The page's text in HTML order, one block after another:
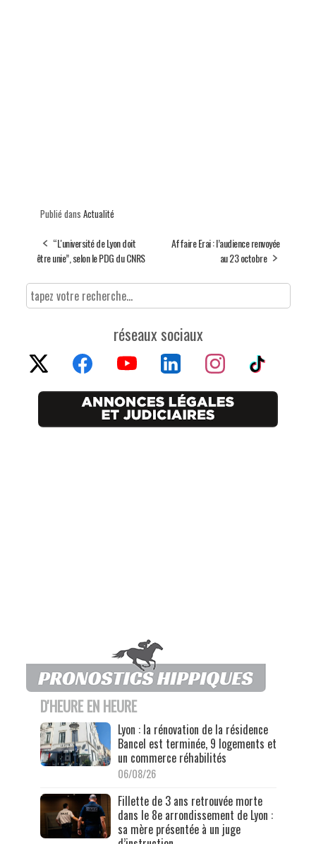
Publié dans Actualité
“L'université de Lyon doit
être unie”, selon le PDG du CNRS
Affaire Erai : l’audience renvoyée
au 23 octobre
réseaux sociaux
D'HEURE EN HEURE
Lyon : la rénovation de la résidence
Bancel est terminée, 9 logements et
un commerce réhabilités
06/08/26
Fillette de 3 ans retrouvée morte
dans le 8e arrondissement de Lyon :
sa mère présentée à un juge